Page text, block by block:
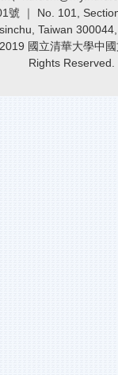
號 ｜ No. 101,
Taiwan
國立清華大學中
Rights Reserved.